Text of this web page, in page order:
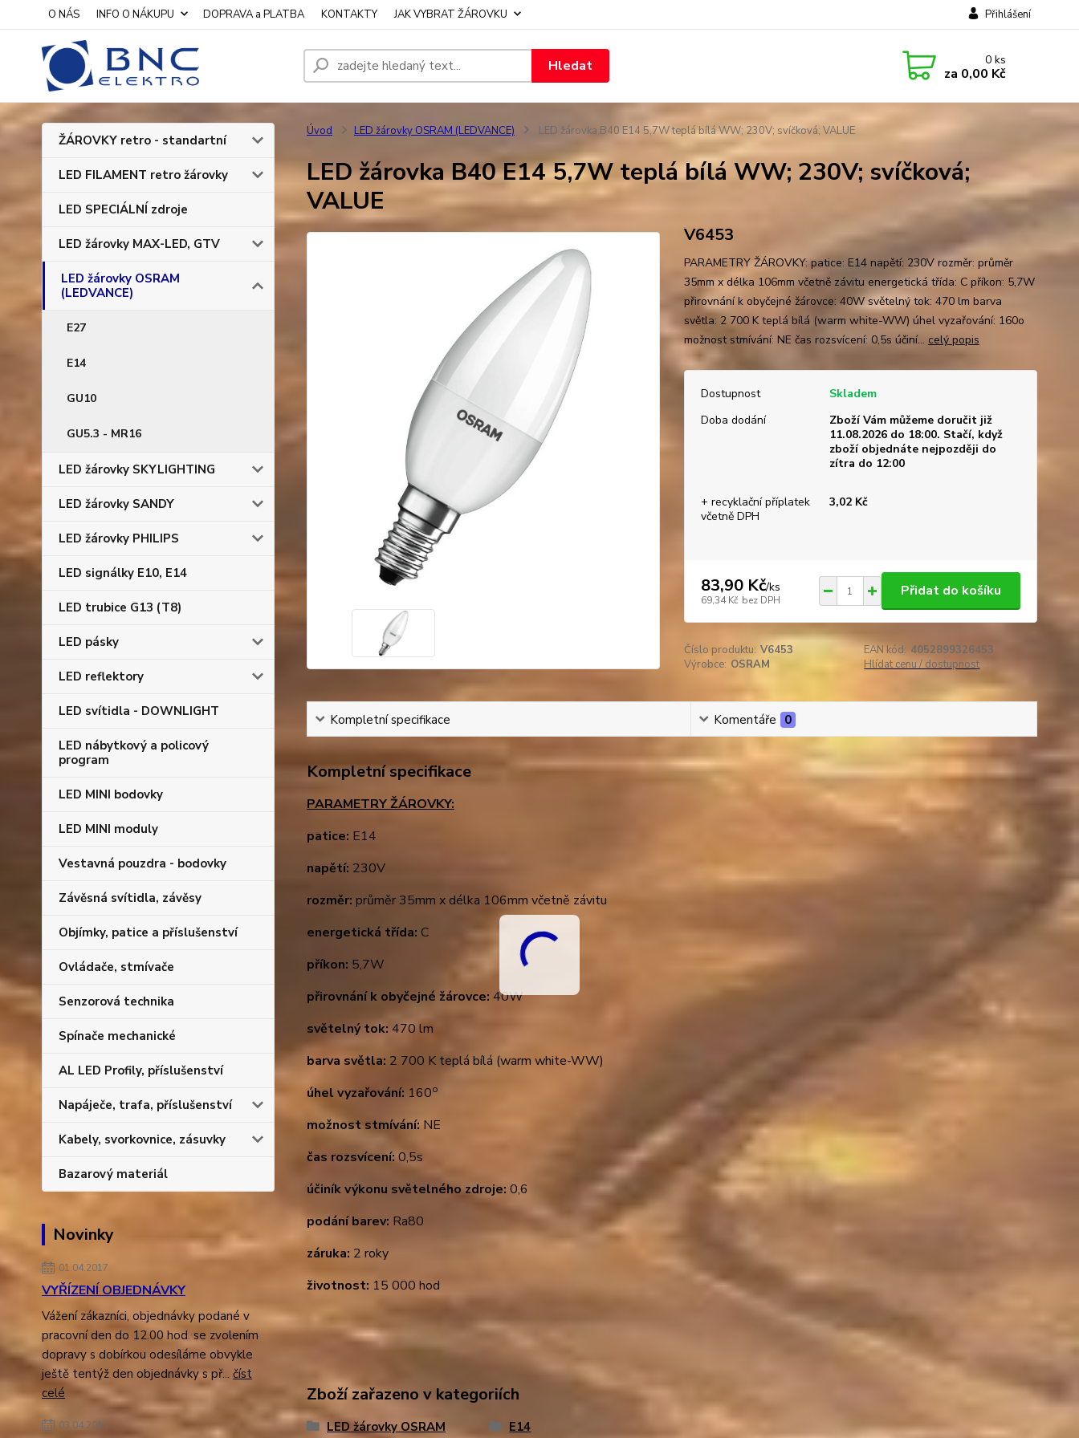
O NÁS INFO O NÁKUPU DOPRAVA a PLATBA KONTAKTY JAK VYBRAT ŽÁROVKU Přihlášení
Hledat 0ks
za 0,00 Kč
ŽÁROVKY retro - standartní
LED FILAMENT retro žárovky
LED SPECIÁLNÍ zdroje
LED žárovky MAX-LED, GTV
LED žárovky OSRAM
(LEDVANCE)
E27
E14
GU10
GU5.3 - MR16
LED žárovky SKYLIGHTING
LED žárovky SANDY
LED žárovky PHILIPS
LED signálky E10, E14
LED trubice G13 (T8)
LED pásky
LED reflektory
LED svítidla - DOWNLIGHT
LED nábytkový a policový
program
LED MINI bodovky
LED MINI moduly
Vestavná pouzdra - bodovky
Závěsná svítidla, závěsy
Objímky, patice a příslušenství
Ovládače, stmívače
Senzorová technika
Spínače mechanické
AL LED Profily, příslušenství
Napáječe, trafa, příslušenství
Kabely, svorkovnice, zásuvky
Bazarový materiál
Novinky
01.04.2017
VYŘÍZENÍ OBJEDNÁVKY
Vážení zákazníci, objednávky podané v
pracovní den do 12.00 hod. se zvolením
dopravy s dobírkou odesíláme obvykle
ještě tentýž den objednávky s př... číst
celé
03.04.2014
Úvod LED žárovky OSRAM (LEDVANCE) LED žárovka B40 E14 5,7W teplá bílá WW; 230V; svíčková; VALUE
LED žárovka B40 E14 5,7W teplá bílá WW; 230V; svíčková;
VALUE
V6453
PARAMETRY ŽÁROVKY: patice: E14 napětí: 230V rozměr: průměr
35mm x délka 106mm včetně závitu energetická třída: C příkon: 5,7W
přirovnání k obyčejné žárovce: 40W světelný tok: 470 lm barva
světla: 2 700 K teplá bílá (warm white-WW) úhel vyzařování: 160o
možnost stmívání: NE čas rozsvícení: 0,5s účiní... celý popis
Dostupnost
Skladem
Doba dodání
Zboží Vám můžeme doručit již
11.08.2026 do 18:00. Stačí, když
zboží objednáte nejpozději do
zítra do 12:00
+ recyklační příplatek
včetně DPH
3,02 Kč
83,90 Kč/ks
69,34 Kč bez DPH
Přidat do košíku
Číslo produktu: V6453 EAN kód: 4052899326453
Výrobce: OSRAM Hlídat cenu / dostupnost
Kompletní specifikace Komentáře 0
Kompletní specifikace
PARAMETRY ŽÁROVKY:
patice: E14
napětí: 230V
rozměr: průměr 35mm x délka 106mm včetně závitu
energetická třída: C
příkon: 5,7W
přirovnání k obyčejné žárovce: 40W
světelný tok: 470 lm
barva světla: 2 700 K teplá bílá (warm white-WW)
úhel vyzařování: 160o
možnost stmívání: NE
čas rozsvícení: 0,5s
účiník výkonu světelného zdroje: 0,6
podání barev: Ra80
záruka: 2 roky
životnost: 15 000 hod
Zboží zařazeno v kategoriích
LED žárovky OSRAM
E14